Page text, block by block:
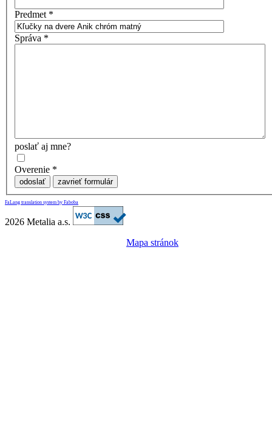
Predmet *
Správa *
poslať aj mne?
Overenie *
odoslať zavrieť formulár
FaLang translation system by Faboba
2026 Metalia a.s.
Mapa stránok